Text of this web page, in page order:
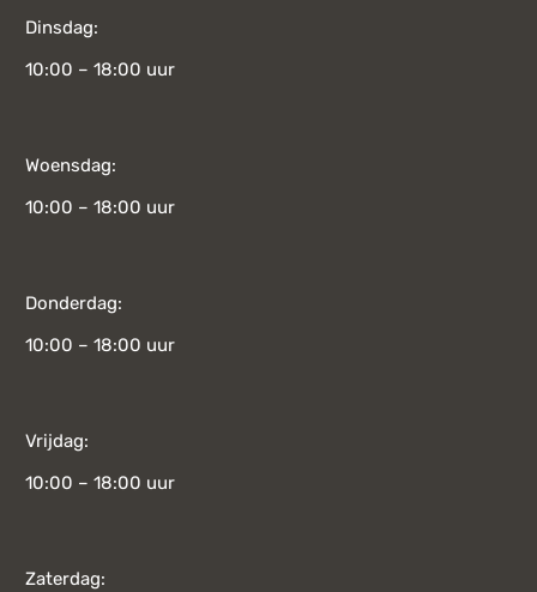
Dinsdag:
10:00 – 18:00 uur
Woensdag:
10:00 – 18:00 uur
Donderdag:
10:00 – 18:00 uur
Vrijdag:
10:00 – 18:00 uur
Zaterdag: